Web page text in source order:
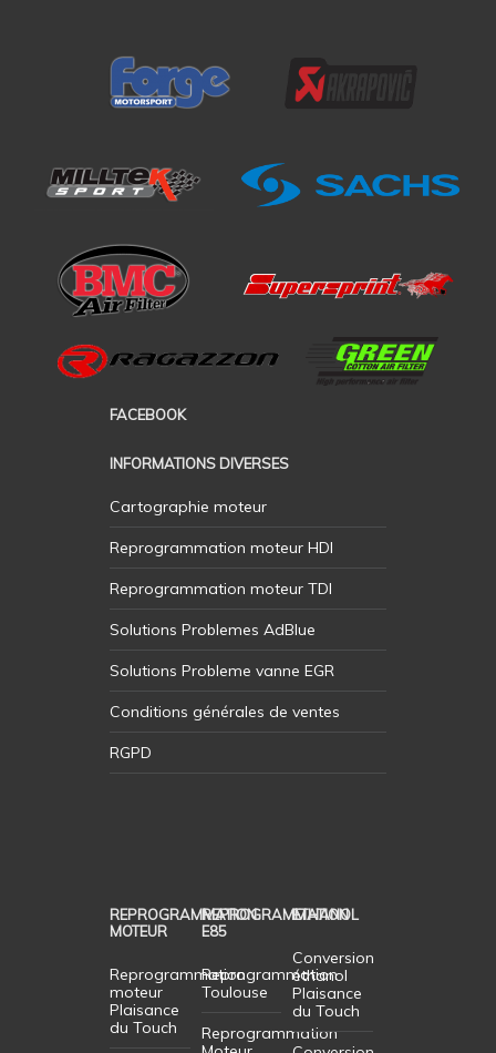
FACEBOOK
INFORMATIONS DIVERSES
Cartographie moteur
Reprogrammation moteur HDI
Reprogrammation moteur TDI
Solutions Problemes AdBlue
Solutions Probleme vanne EGR
Conditions générales de ventes
RGPD
REPROGRAMMATION
MOTEUR
Reprogrammation
moteur
Plaisance
du Touch
REPROGRAMMATION
E85
Reprogrammation
Toulouse
Reprogrammation
ETHANOL
Conversion
éthanol
Plaisance
du Touch